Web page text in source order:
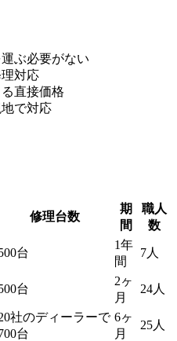
ぶ必要がない
対応
直接価格
で対応
修理台数
期
間
職人
数
台
1年
間
7人
台
2ヶ
月
24人
社のディーラーで
台
6ヶ
月
25人